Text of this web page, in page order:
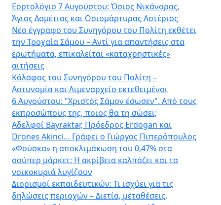
Εορτολόγιο 7 Αυγούστου: Όσιος Νικάνορας,
Άγιος Δομέτιος και Οσιομάρτυρας Αστέριος
Νέο έγγραφο του Συνηγόρου του Πολίτη εκθέτει
την Τροχαία Σάμου – Αντί για απαντήσεις στα
ερωτήματα, επικαλείται «καταχρηστικές»
αιτήσεις
Κόλαφος του Συνηγόρου του Πολίτη –
Αστυνομία και Λιμεναρχείο εκτεθειμένοι
6 Αυγούστου: "Χριστός Σάμον έσωσεν". Από τους
εκπροσώπους της, ποιος θα τη σώσει;
Αδελφοί Bayraktar, Πρόεδρος Erdogan και
Drones Akinci… Γράφει ο Γιώργος Πιπερόπουλος
«Φούσκα» η αποκλιμάκωση του 0,47% στα
σούπερ μάρκετ: Η ακρίβεια καλπάζει και τα
νοικοκυριά λυγίζουν
Διορισμοί εκπαιδευτικών: Τι ισχύει για τις
δηλώσεις περιοχών – Διετία, μεταθέσεις,